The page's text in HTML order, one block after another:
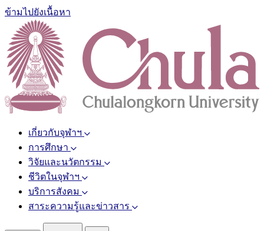
ข้ามไปยังเนื้อหา
เกี่ยวกับจุฬาฯ
การศึกษา
วิจัยและนวัตกรรม
ชีวิตในจุฬาฯ
บริการสังคม
สาระความรู้และข่าวสาร